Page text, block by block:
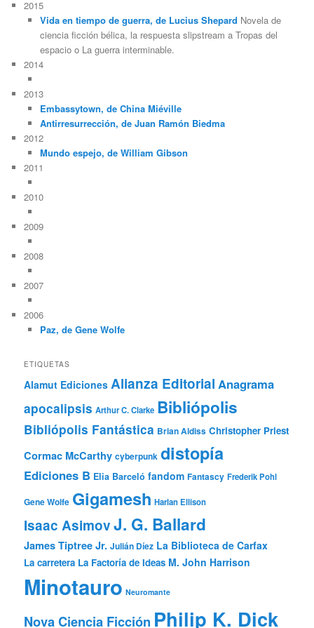
2015
Vida en tiempo de guerra, de Lucius Shepard Novela de
ciencia ficción bélica, la respuesta slipstream a Tropas del
espacio o La guerra interminable.
2014
2013
Embassytown, de China Miéville
Antirresurrección, de Juan Ramón Biedma
2012
Mundo espejo, de William Gibson
2011
2010
2009
2008
2007
2006
Paz, de Gene Wolfe
ETIQUETAS
Alamut Ediciones Alianza Editorial Anagrama
apocalipsis Arthur C. Clarke Bibliópolis
Bibliópolis Fantástica Brian Aldiss Christopher Priest
Cormac McCarthy cyberpunk distopía
Ediciones B Elia Barceló fandom Fantascy Frederik Pohl
Gene Wolfe Gigamesh Harlan Ellison
Isaac AsimovJ. G. Ballard
James Tiptree Jr. Julián Díez La Biblioteca de Carfax
La carretera La Factoría de Ideas M. John Harrison
Minotauro Neuromante
Nova Ciencia Ficción Philip K. Dick